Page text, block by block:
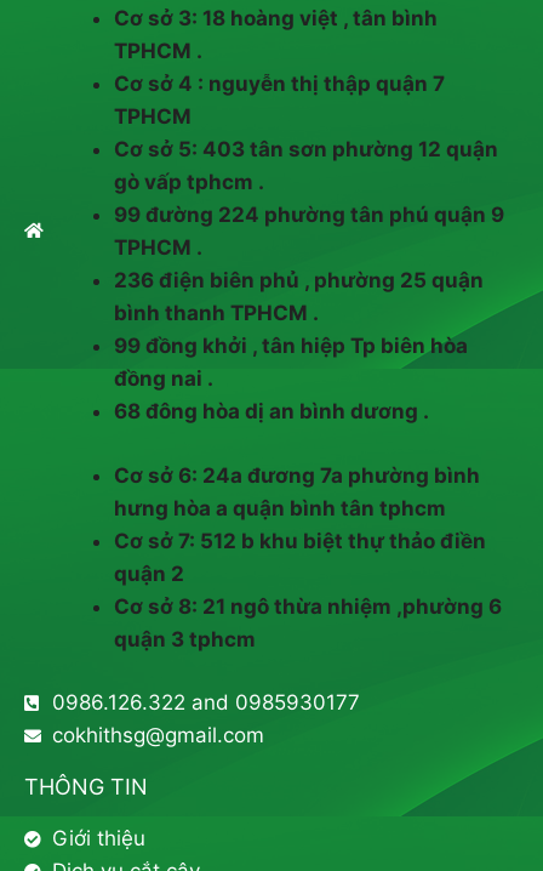
Cơ sở 3: 18 hoàng việt , tân bình
TPHCM .
Cơ sở 4 : nguyễn thị thập quận 7
TPHCM
Cơ sở 5: 403 tân sơn phường 12 quận
gò vấp tphcm .
99 đường 224 phường tân phú quận 9
TPHCM .
236 điện biên phủ , phường 25 quận
bình thanh TPHCM .
99 đồng khởi , tân hiệp Tp biên hòa
đồng nai .
68 đông hòa dị an bình dương .
Cơ sở 6: 24a đương 7a phường bình
hưng hòa a quận bình tân tphcm
Cơ sở 7: 512 b khu biệt thự thảo điền
quận 2
Cơ sở 8: 21 ngô thừa nhiệm ,phường 6
quận 3 tphcm
0986.126.322 and 0985930177
cokhithsg@gmail.com
THÔNG TIN
Giới thiệu